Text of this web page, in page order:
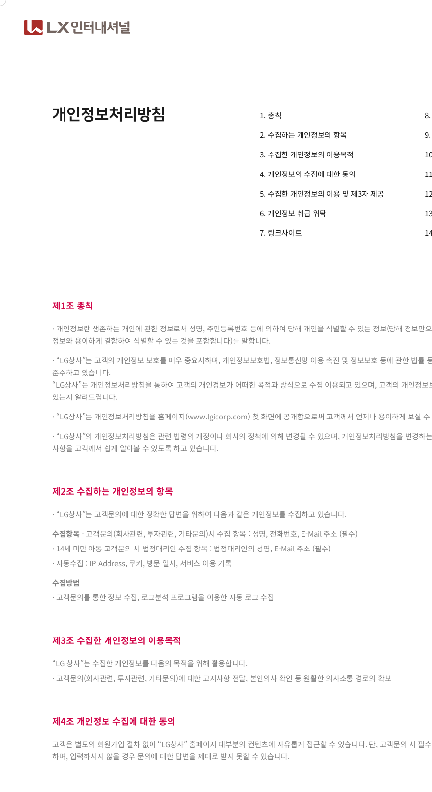
개인정보처리방침
1. 총칙
2. 수집하는 개인정보의 항목
3. 수집한 개인정보의 이용목적
4. 개인정보의 수집에 대한 동의
5. 수집한 개인정보의 이용 및 제3자 제공
6. 개인정보 취급 위탁
7. 링크사이트
제1조 총칙
· 개인정보란 생존하는 개인에 관한 정보로서 성명, 주민등록번호 등에 의하여 당해 개인을 식별할 수 있는 정보(당해 정보만
정보와 용이하게 결합하여 식별할 수 있는 것을 포함합니다)를 말합니다.
· “LG상사”는 고객의 개인정보 보호를 매우 중요시하며, 개인정보보호법, 정보통신망 이용 촉진 및 정보보호 등에 관한 법률
준수하고 있습니다.
“LG상사”는 개인정보처리방침을 통하여 고객의 개인정보가 어떠한 목적과 방식으로 수집·이용되고 있으며, 고객의 개인정
있는지 알려드립니다.
· “LG상사”는 개인정보처리방침을 홈페이지(www.lgicorp.com) 첫 화면에 공개함으로써 고객께서 언제나 용이하게 보실
· “LG상사”의 개인정보처리방침은 관련 법령의 개정이나 회사의 정책에 의해 변경될 수 있으며, 개인정보처리방침을 변경하
사항을 고객께서 쉽게 알아볼 수 있도록 하고 있습니다.
제2조 수집하는 개인정보의 항목
· “LG상사”는 고객문의에 대한 정확한 답변을 위하여 다음과 같은 개인정보를 수집하고 있습니다.
수집항목 - 고객문의(회사관련, 투자관련, 기타문의)시 수집 항목 : 성명, 전화번호, E-Mail 주소 (필수)
· 14세 미만 아동 고객문의 시 법정대리인 수집 항목 : 법정대리인의 성명, E-Mail 주소 (필수)
· 자동수집 : IP Address, 쿠키, 방문 일시, 서비스 이용 기록
수집방법
· 고객문의를 통한 정보 수집, 로그분석 프로그램을 이용한 자동 로그 수집
제3조 수집한 개인정보의 이용목적
“LG 상사”는 수집한 개인정보를 다음의 목적을 위해 활용합니다.
· 고객문의(회사관련, 투자관련, 기타문의)에 대한 고지사항 전달, 본인의사 확인 등 원활한 의사소통 경로의 확보
제4조 개인정보 수집에 대한 동의
고객은 별도의 회원가입 절차 없이 “LG상사” 홈페이지 대부분의 컨텐츠에 자유롭게 접근할 수 있습니다. 단, 고객문의 시 필
하며, 입력하시지 않을 경우 문의에 대한 답변을 제대로 받지 못할 수 있습니다.